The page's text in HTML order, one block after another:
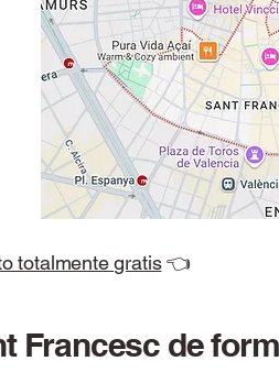
totalmente gratis👈
Francesc de